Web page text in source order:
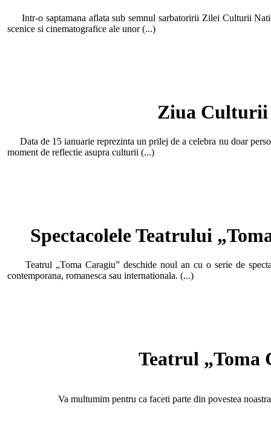
Intr-o saptamana aflata sub semnul sarbatoririi Zilei Culturii
scenice si cinematografice ale unor (...)
Ziua Culturii
Data de 15 ianuarie reprezinta un prilej de a celebra nu doar
moment de reflectie asupra culturii (...)
Spectacolele Teatrului
Teatrul „Toma Caragiu” deschide noul an cu o serie de
contemporana, romanesca sau internationala. (...)
Teatrul „Toma
Va multumim pentru ca faceti parte din povestea